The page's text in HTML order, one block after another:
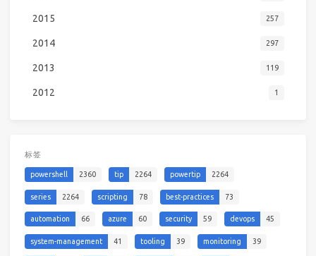
2015 257
2014 297
2013 119
2012 1
标签
powershell 2360 tip 2264 powertip 2264
series 2264 scripting 78 best-practices 73
automation 66 azure 60 security 59 devops 45
system-management 41 tooling 39 monitoring 39